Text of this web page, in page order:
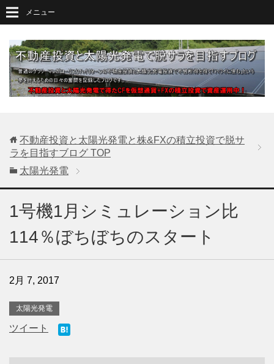
メニュー
不動産投資と太陽光発電と株&FXの積立投資で脱サ
ラを目指すブログ TOP
太陽光発電
1号機1月シミュレーション比
114％ぼちぼちのスタート
2月 7, 2017
太陽光発電
ツイート